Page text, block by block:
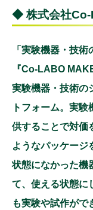
◆ 株式会社Co-
「実験機器・技
『Co-LABO
実験機器・技術の
トフォーム。実
供することで対価
ようなパッケージ
状態になかった機
て、使える状態に
も実験や試作がで